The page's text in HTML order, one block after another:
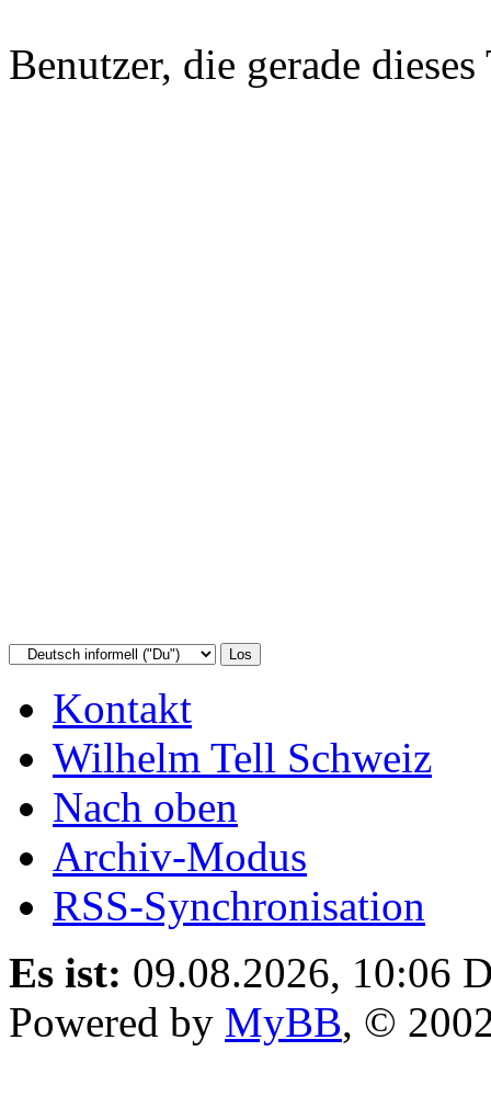
Benutzer, die gerade
Kontakt
Wilhelm Tell Schweiz
Nach oben
Archiv-Modus
RSS-Synchronisation
Es ist: 09.08.2026, 10:06
Powered by MyBB, ©